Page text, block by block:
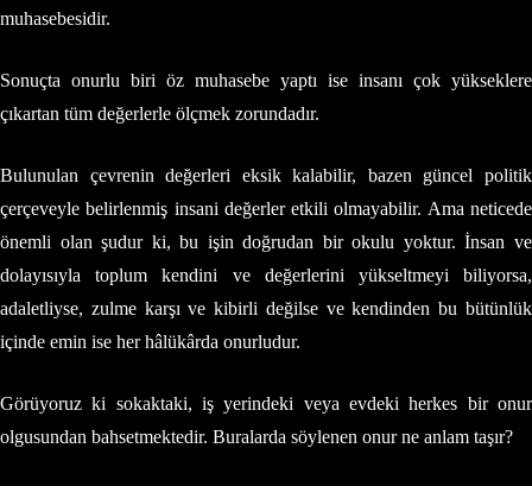
muhasebesidir.
Sonuçta onurlu biri öz muhasebe yaptı ise insanı çok yükseklere
çıkartan tüm değerlerle ölçmek zorundadır.
Bulunulan çevrenin değerleri eksik kalabilir, bazen güncel politik
çerçeveyle belirlenmiş insani değerler etkili olmayabilir. Ama neticede
önemli olan şudur ki, bu işin doğrudan bir okulu yoktur. İnsan ve
dolayısıyla toplum kendini ve değerlerini yükseltmeyi biliyorsa,
adaletliyse, zulme karşı ve kibirli değilse ve kendinden bu bütünlük
içinde emin ise her hâlükârda onurludur.
Görüyoruz ki sokaktaki, iş yerindeki veya evdeki herkes bir onur
olgusundan bahsetmektedir. Buralarda söylenen onur ne anlam taşır?